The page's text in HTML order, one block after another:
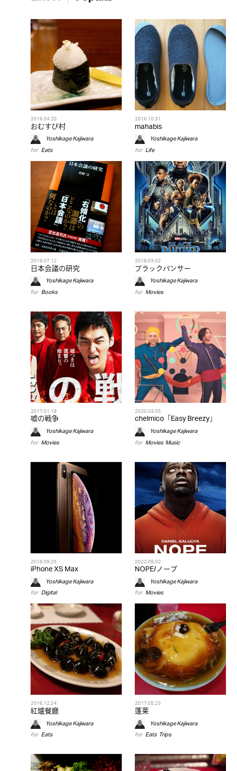
2016.04.20
おむすび村
Yoshikage Kajiwara
for Eats
2016.10.31
mahabis
Yoshikage Kajiwara
for Life
2016.07.12
日本会議の研究
Yoshikage Kajiwara
for Books
2018.03.02
ブラックパンサー
Yoshikage Kajiwara
for Movies
2017.01.18
嘘の戦争
Yoshikage Kajiwara
for Movies
2020.03.05
chelmico「Easy Breezy」
Yoshikage Kajiwara
for Movies,Music
2018.09.25
iPhone XS Max
Yoshikage Kajiwara
for Digital
2022.09.02
NOPE/ノープ
Yoshikage Kajiwara
for Movies
2016.12.24
紅爐餐廳
Yoshikage Kajiwara
for Eats
2017.05.23
蓬莱
Yoshikage Kajiwara
for Eats, Trips